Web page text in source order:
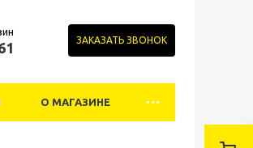
ЗАКАЗАТЬ ЗВОНОК
О МАГАЗИНЕ